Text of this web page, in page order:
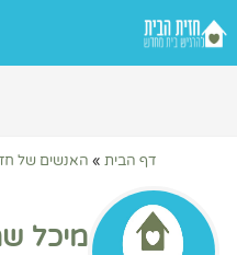
דף הבית » האנשים של
מיכל